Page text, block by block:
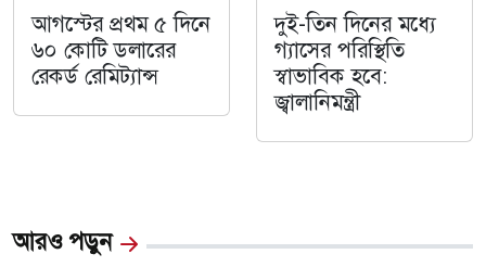
আগস্টের প্রথম ৫ দিনে
৬০ কোটি ডলারের
রেকর্ড রেমিট্যান্স
দুই-তিন দিনের মধ্যে
গ্যাসের পরিস্থিতি
স্বাভাবিক হবে:
জ্বালানিমন্ত্রী
আরও পড়ুন